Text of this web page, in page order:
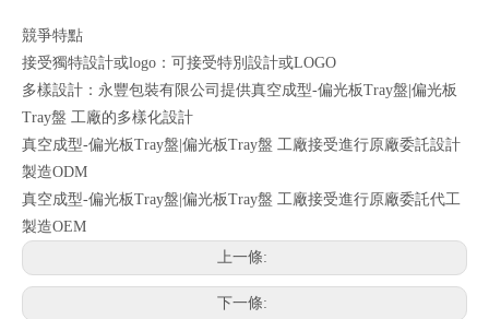
競爭特點
接受獨特設計或logo：可接受特別設計或LOGO
多樣設計：永豐包裝有限公司提供真空成型-偏光板Tray盤|偏光板
Tray盤 工廠的多樣化設計
真空成型-偏光板Tray盤|偏光板Tray盤 工廠接受進行原廠委託設計
製造ODM
真空成型-偏光板Tray盤|偏光板Tray盤 工廠接受進行原廠委託代工
製造OEM
上一條:
下一條: